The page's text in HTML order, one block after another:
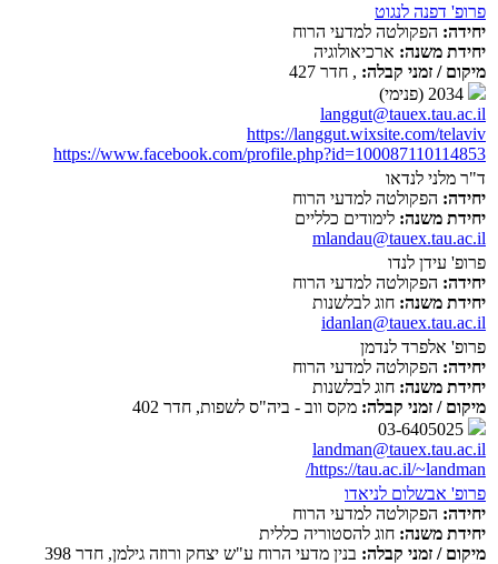
פרופ' דפנה לנגוט
יחידה: הפקולטה למדעי הרוח
יחידת משנה: ארכיאולוגיה
מיקום / זמני קבלה: , חדר 427
langgut@tauex.tau.ac.il
https://langgut.wixsite.com/telaviv
https://www.facebook.com/profile.php?id=100087110114853
ד"ר מלני לנדאו
יחידה: הפקולטה למדעי הרוח
יחידת משנה: לימודים כלליים
mlandau@tauex.tau.ac.il
פרופ' עידן לנדו
יחידה: הפקולטה למדעי הרוח
יחידת משנה: חוג לבלשנות
idanlan@tauex.tau.ac.il
פרופ' אלפרד לנדמן
יחידה: הפקולטה למדעי הרוח
יחידת משנה: חוג לבלשנות
מיקום / זמני קבלה: מקס ווב - ביה"ס לשפות, חדר 402
landman@tauex.tau.ac.il
https://tau.ac.il/~landman/
פרופ' אבשלום לניאדו
יחידה: הפקולטה למדעי הרוח
יחידת משנה: חוג להסטוריה כללית
מיקום / זמני קבלה: בנין מדעי הרוח ע"ש יצחק ורוזה גילמן, חדר 398